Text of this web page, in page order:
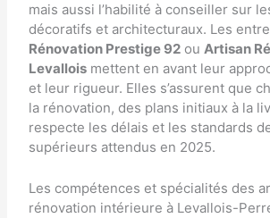
mais aussi l’habilité à conseiller sur
décoratifs et architecturaux. Les
Rénovation Prestige 92 ouArtisan
Levallois mettent en avant leur
et leur rigueur. Elles s’assurent que
la rénovation, des plans initiaux à la
respecte les délais et les standards
supérieurs attendus en 2025.
Les compétences et spécialités des
rénovation intérieure à Levallois-